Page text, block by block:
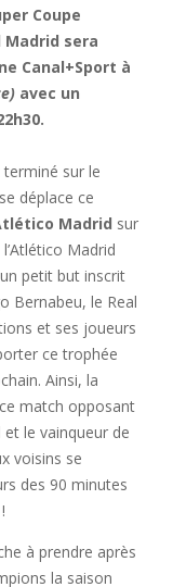
Coupe
Madrid sera
Canal+Sport à
avec un
terminé sur le
se déplace ce
Madrid sur
Madrid
petit but inscrit
Bernabeu, le Real
et ses joueurs
ce trophée
Ainsi, la
match opposant
et le vainqueur de
voisins se
des 90 minutes
à prendre après
la saison